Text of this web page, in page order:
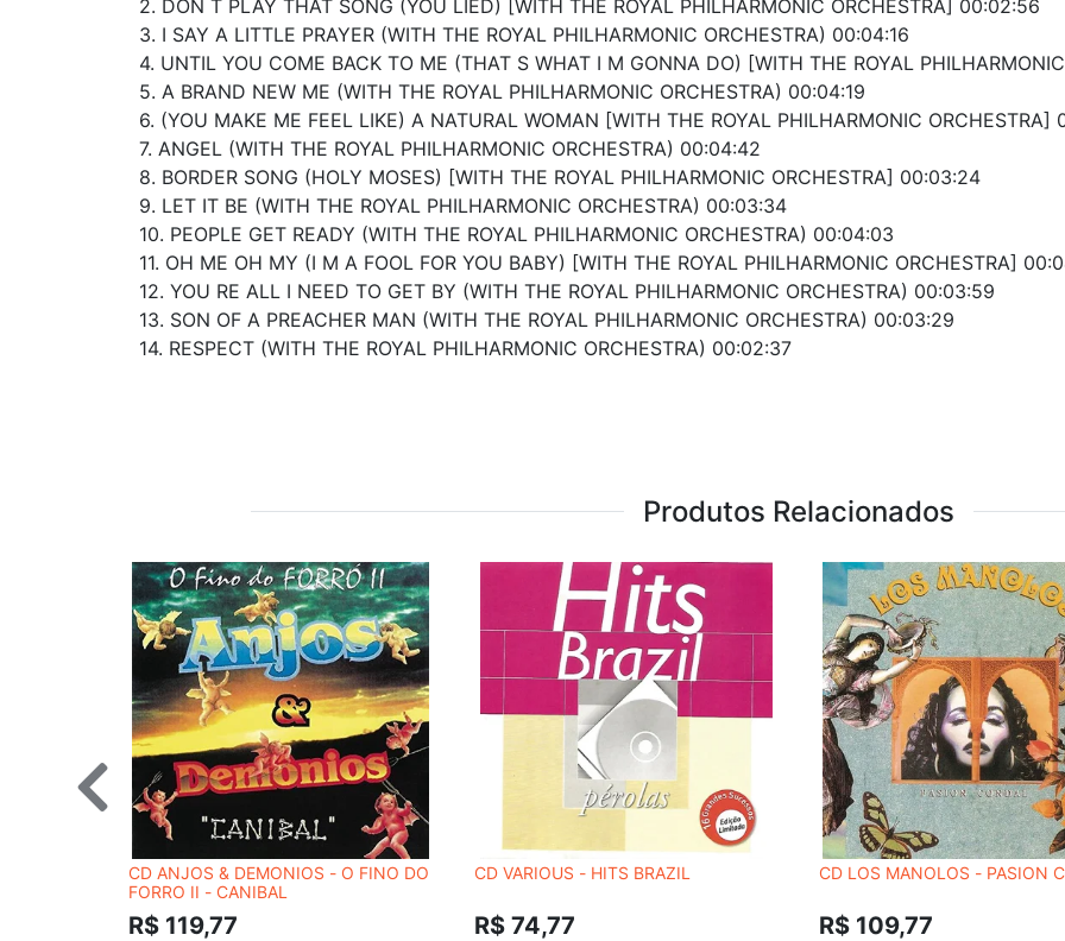
2. DON T PLAY THAT SONG (YOU LIED) [WITH THE ROYAL PHILHARMONIC ORCHESTRA] 00:02:56
3. I SAY A LITTLE PRAYER (WITH THE ROYAL PHILHARMONIC ORCHESTRA) 00:04:16
4. UNTIL YOU COME BACK TO ME (THAT S WHAT I M GONNA DO) [WITH THE ROYAL
5. A BRAND NEW ME (WITH THE ROYAL PHILHARMONIC ORCHESTRA) 00:04:19
6. (YOU MAKE ME FEEL LIKE) A NATURAL WOMAN [WITH THE ROYAL PHILHARMONIC ORCHESTRA]
7. ANGEL (WITH THE ROYAL PHILHARMONIC ORCHESTRA) 00:04:42
8. BORDER SONG (HOLY MOSES) [WITH THE ROYAL PHILHARMONIC ORCHESTRA] 00:03:24
9. LET IT BE (WITH THE ROYAL PHILHARMONIC ORCHESTRA) 00:03:34
10. PEOPLE GET READY (WITH THE ROYAL PHILHARMONIC ORCHESTRA) 00:04:03
11. OH ME OH MY (I M A FOOL FOR YOU BABY) [WITH THE ROYAL PHILHARMONIC ORCHESTRA]
12. YOU RE ALL I NEED TO GET BY (WITH THE ROYAL PHILHARMONIC ORCHESTRA) 00:03:59
13. SON OF A PREACHER MAN (WITH THE ROYAL PHILHARMONIC ORCHESTRA) 00:03:29
14. RESPECT (WITH THE ROYAL PHILHARMONIC ORCHESTRA) 00:02:37
Produtos Relacionados
CD ANJOS & DEMONIOS - O FINO DO
FORRO II - CANIBAL
R$ 119,77
CD VARIOUS - HITS BRAZIL
R$ 74,77
CD LOS MANOLOS - PASION
R$ 109,77